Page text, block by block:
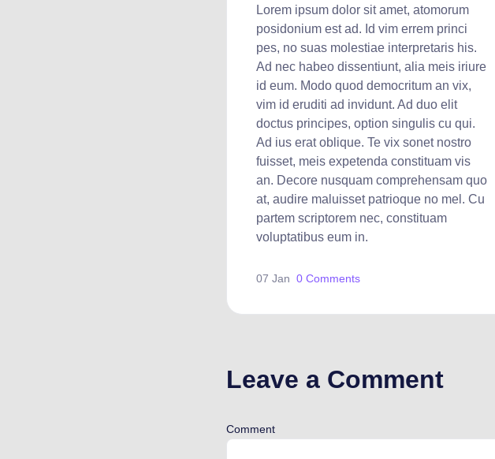
Lorem ipsum dolor sit amet, atomorum
posidonium est ad. Id vim errem princi
pes, no suas molestiae interpretaris his.
Ad nec habeo dissentiunt, alia meis iriure
id eum. Modo quod democritum an vix,
vim id eruditi ad invidunt. Ad duo elit
doctus principes, option singulis cu qui.
Ad ius erat oblique. Te vix sonet nostro
fuisset, meis expetenda constituam vis
an. Decore nusquam comprehensam quo
at, audire maluisset patrioque no mel. Cu
partem scriptorem nec, constituam
voluptatibus eum in.
07 Jan 0 Comments
Leave a Comment
Comment